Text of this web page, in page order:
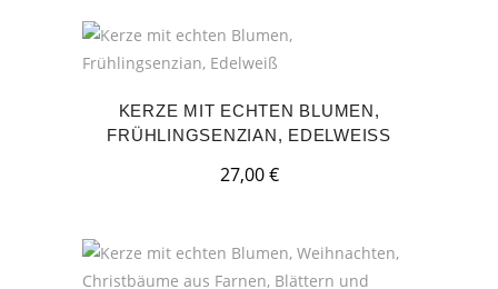
KERZE MIT ECHTEN BLUMEN,
FRÜHLINGSENZIAN, EDELWEISS
27,00€